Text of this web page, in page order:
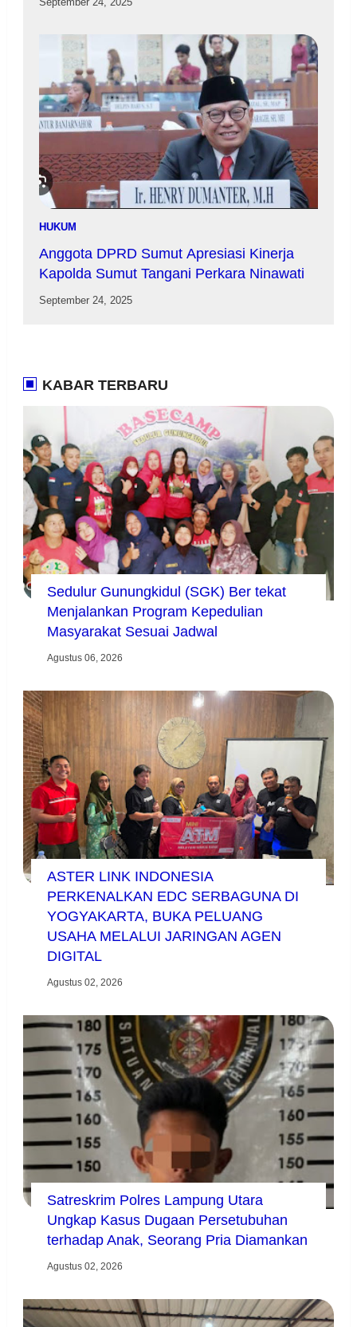
HUKUM
Anggota DPRD Sumut Apresiasi Kinerja
Kapolda Sumut Tangani Perkara Ninawati
September 24, 2025
KABAR TERBARU
Sedulur Gunungkidul (SGK) Ber tekat
Menjalankan Program Kepedulian
Masyarakat Sesuai Jadwal
Agustus 06, 2026
ASTER LINK INDONESIA
PERKENALKAN EDC SERBAGUNA DI
YOGYAKARTA, BUKA PELUANG
USAHA MELALUI JARINGAN AGEN
DIGITAL
Agustus 02, 2026
Satreskrim Polres Lampung Utara
Ungkap Kasus Dugaan Persetubuhan
terhadap Anak, Seorang Pria Diamankan
Agustus 02, 2026